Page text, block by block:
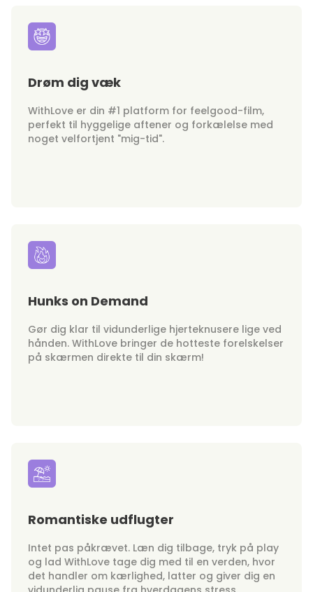
Drøm dig væk
WithLove er din #1 platform for feelgood-film,
perfekt til hyggelige aftener og forkælelse med
noget velfortjent "mig-tid".
Hunks on Demand
Gør dig klar til vidunderlige hjerteknusere lige ved
hånden. WithLove bringer de hotteste forelskelser
på skærmen direkte til din skærm!
Romantiske udflugter
Intet pas påkrævet. Læn dig tilbage, tryk på play
og lad WithLove tage dig med til en verden, hvor
det handler om kærlighed, latter og giver dig en